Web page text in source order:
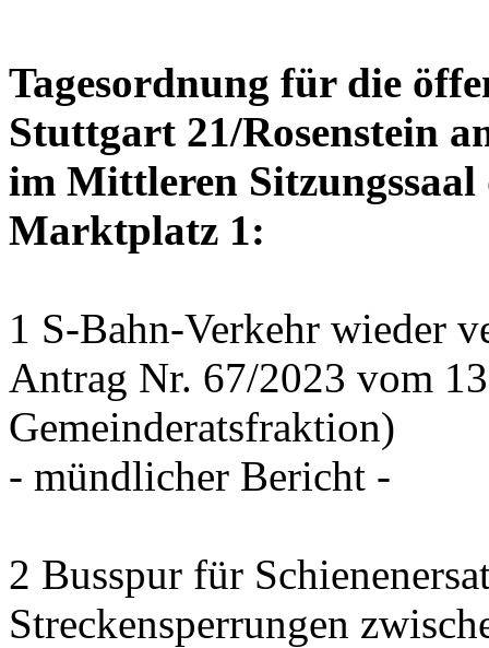
Tagesordnung für die
Stuttgart 21/Rosenstein
im Mittleren Sitzungssaal
Marktplatz 1:
1 S-Bahn-Verkehr wieder
Antrag Nr. 67/2023 vom
Gemeinderatsfraktion)
- mündlicher Bericht -
2 Busspur für
Streckensperrungen